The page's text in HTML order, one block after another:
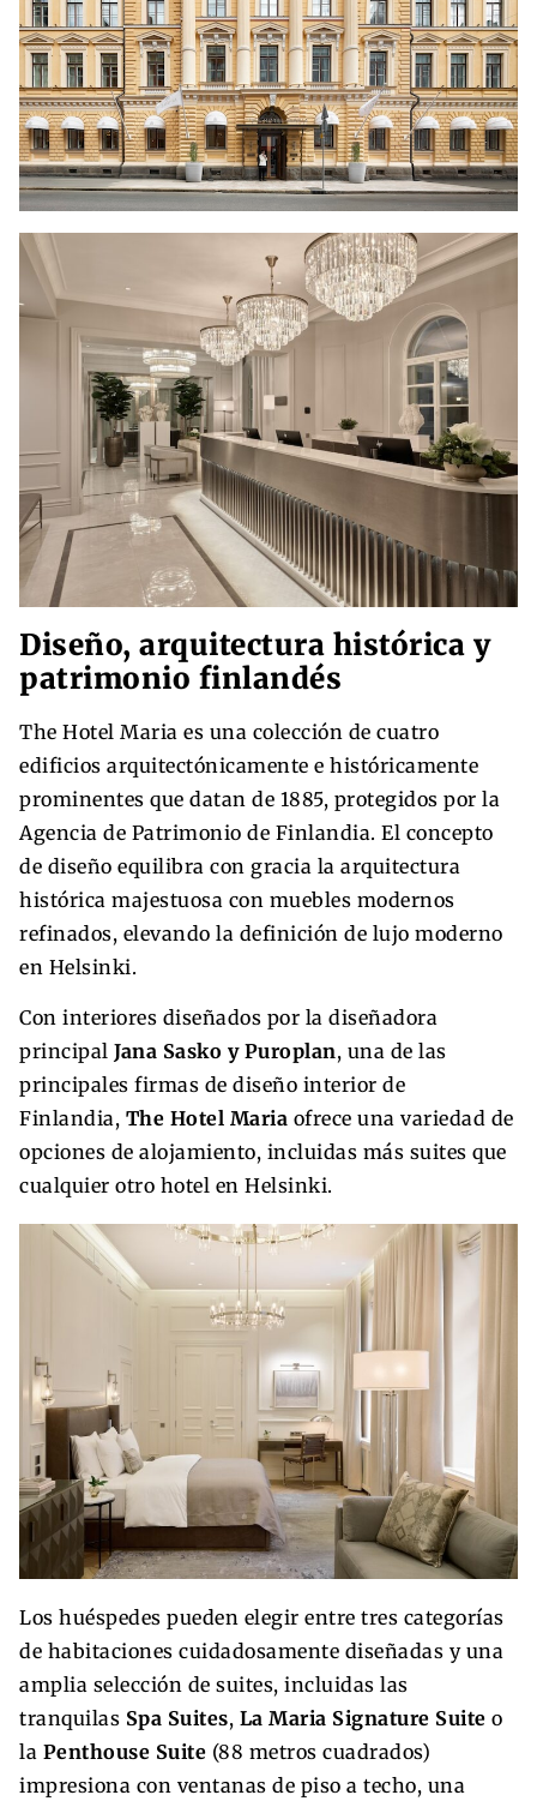
Diseño, arquitectura histórica y
patrimonio finlandés
The Hotel Maria es una colección de cuatro
edificios arquitectónicamente e históricamente
prominentes que datan de 1885, protegidos por la
Agencia de Patrimonio de Finlandia. El concepto
de diseño equilibra con gracia la arquitectura
histórica majestuosa con muebles modernos
refinados, elevando la definición de lujo moderno
en Helsinki.
Con interiores diseñados por la diseñadora
principal Jana Sasko y Puroplan, una de las
principales firmas de diseño interior de
Finlandia, The Hotel Maria ofrece una variedad de
opciones de alojamiento, incluidas más suites que
cualquier otro hotel en Helsinki.
Los huéspedes pueden elegir entre tres categorías
de habitaciones cuidadosamente diseñadas y una
amplia selección de suites, incluidas las
tranquilas Spa Suites, La Maria Signature Suite o
la Penthouse Suite (88 metros cuadrados)
impresiona con ventanas de piso a techo, una